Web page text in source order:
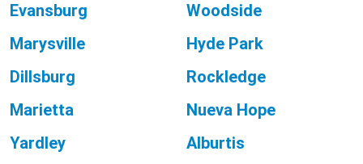
Evansburg
Woodside
Marysville
Hyde Park
Dillsburg
Rockledge
Marietta
Nueva Hope
Yardley
Alburtis